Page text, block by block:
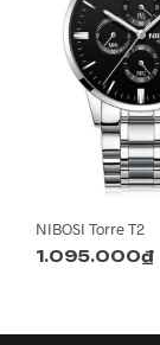
NIBOSI Torre T2
1.095.000₫